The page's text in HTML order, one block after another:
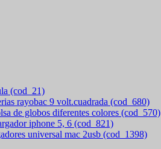
(cod_21)
rayobac 9 volt.cuadrada (cod_680)
de globos diferentes colores (cod_570)
iphone 5, 6 (cod_821)
universal mac 2usb (cod_1398)